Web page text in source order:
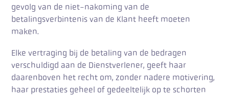
gevolg van de niet-nakoming van de
betalingsverbintenis van de Klant heeft moeten
maken.
Elke vertraging bij de betaling van de bedragen
verschuldigd aan de Dienstverlener, geeft haar
daarenboven het recht om, zonder nadere motivering,
haar prestaties geheel of gedeeltelijk op te schorten